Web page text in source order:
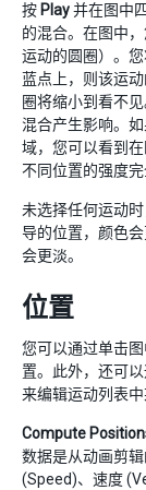
按 Play并在图中
的混合。在图中
运动的圆圈）。
蓝点上，则该运
圈将缩小到看不
混合产生影响。
域，您可以看到
不同位置的强度完
未选择任何运动
导的位置，颜色
会更淡。
位置
您可以通过单击
置。此外，还可
来编辑运动列表中
Compute
数据是从动画剪
(Speed)、速度